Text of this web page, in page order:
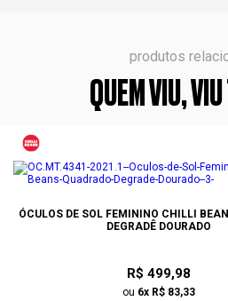
produtos
QUEM VIU,
ÓCULOS DE SOL FEMININO CHILLI
DEGRADÊ DOURADO
R$ 499,98
ou 6x R$ 83,33